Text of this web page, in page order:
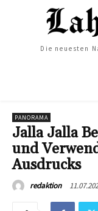
Die neuesten
PANORAMA
Jalla Jalla
und
Ausdrucks
redaktion